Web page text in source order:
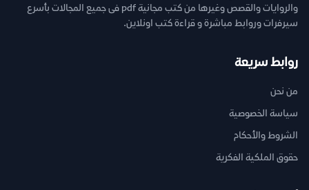
والروايات والقصص وغيرها من كتب مجانية pdf فى جميع المجالات بأسرع
سيرفرات وروابط مباشرة و قراءة كتب اونلاين.
روابط سريعة
من نحن
سياسة الخصوصية
الشروط والأحكام
حقوق الملكية الفكرية